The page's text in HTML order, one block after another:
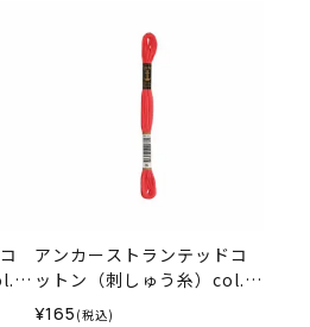
アンカーストランテッドコ
ットン（刺しゅう糸）col.0
035
¥165 (税込)